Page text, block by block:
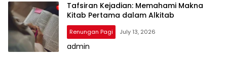
Tafsiran Kejadian: Memahami Makna
Kitab Pertama dalam Alkitab
Renungan Pagi July 13, 2026
admin